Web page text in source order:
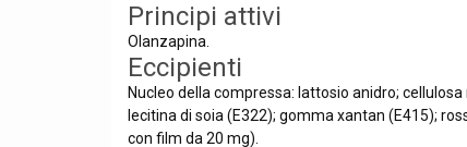
Principi attivi
Olanzapina.
Eccipienti
Nucleo della compressa: lattosio anidro;
lecitina di soia (E322); gomma xantan (E415);
con film da 20 mg).